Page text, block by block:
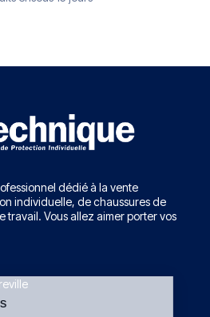
dédié à la vente
individuelle, de chaussures de
travail. Vous allez aimer porter vos